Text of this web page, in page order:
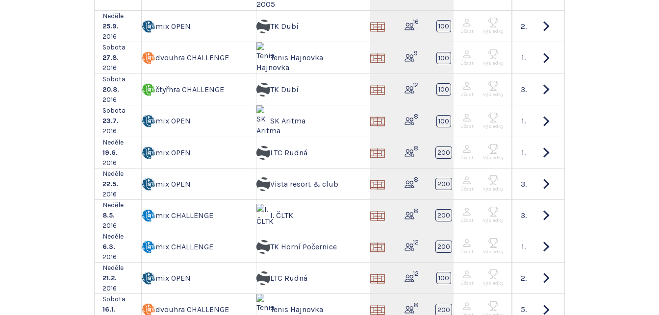
Neděle
25.9.
2016
mix OPEN TK Dubí 16
100 2.
Účast Výsledky
Sobota
27.8.
2016
dvouhra CHALLENGE Tenis Hajnovka 9
100 1.
Účast Výsledky
Sobota
20.8.
2016
čtyřhra CHALLENGE TK Dubí 12
100 3.
Účast Výsledky
Sobota
23.7.
2016
mix OPEN SK Aritma 8
100 1.
Účast Výsledky
Neděle
19.6.
2016
mix OPEN LTC Rudná 8
200 1.
Účast Výsledky
Neděle
22.5.
2016
mix OPEN Vista resort & club 8
200 3.
Účast Výsledky
Neděle
8.5.
2016
mix CHALLENGE I. ČLTK 8
200 3.
Účast Výsledky
Neděle
6.3.
2016
mix CHALLENGE TK Horní Počernice 12
200 1.
Účast Výsledky
Neděle
21.2.
2016
mix OPEN LTC Rudná 12
100 2.
Účast Výsledky
Sobota
16.1.
dvouhra CHALLENGE Tenis Hajnovka 8
200 5.